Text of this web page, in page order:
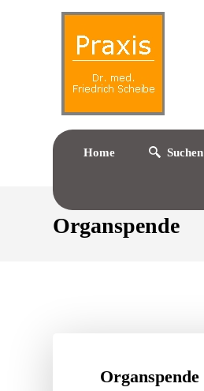
Home Suchen
Organspende
Organspende